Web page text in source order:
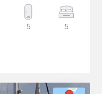
5 5